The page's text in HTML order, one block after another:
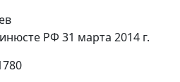
РФ 31 марта 2014 г.